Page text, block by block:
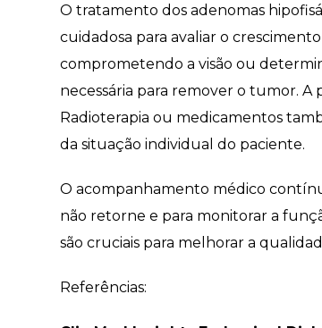
O tratamento dos adenomas
cuidadosa para avaliar o
comprometendo a visão ou
necessária para remover o tumor. A
Radioterapia ou medicamentos
da situação individual do paciente.
O acompanhamento médico
não retorne e para monitorar a
são cruciais para melhorar a
Referências: